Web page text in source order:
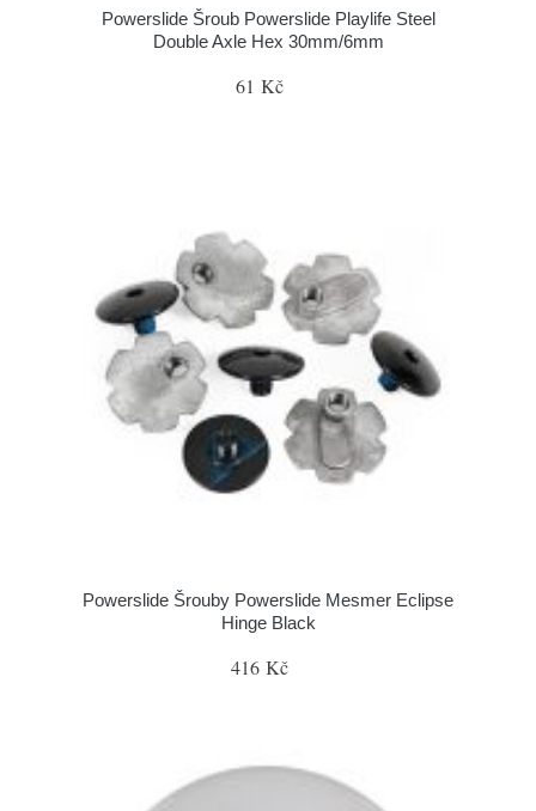
Powerslide Šroub Powerslide Playlife Steel
Double Axle Hex 30mm/6mm
61 Kč
Powerslide Šrouby Powerslide Mesmer Eclipse
Hinge Black
416 Kč